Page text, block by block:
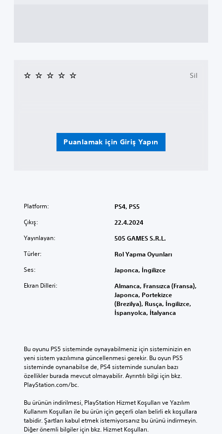
Puanlamak için Giriş Yapın
Sil
Platform: PS4, PS5
Çıkış: 22.4.2024
Yayınlayan: 505 GAMES S.R.L.
Türler: Rol Yapma Oyunları
Ses: Japonca, İngilizce
Ekran Dilleri:
Almanca, Fransızca (Fransa),
Japonca, Portekizce
(Brezilya), Rusça, İngilizce,
İspanyolca, İtalyanca
Bu oyunu PS5 sisteminde oynayabilmeniz için sisteminizin en
yeni sistem yazılımına güncellenmesi gerekir. Bu oyun PS5
sisteminde oynanabilse de, PS4 sisteminde sunulan bazı
özellikler burada mevcut olmayabilir. Ayrıntılı bilgi için bkz.
PlayStation.com/bc.
Bu ürünün indirilmesi, PlayStation Hizmet Koşulları ve Yazılım
Kullanım Koşulları ile bu ürün için geçerli olan belirli ek koşullara
tabidir. Şartları kabul etmek istemiyorsanız bu ürünü indirmeyin.
Diğer önemli bilgiler için bkz. Hizmet Koşulları.